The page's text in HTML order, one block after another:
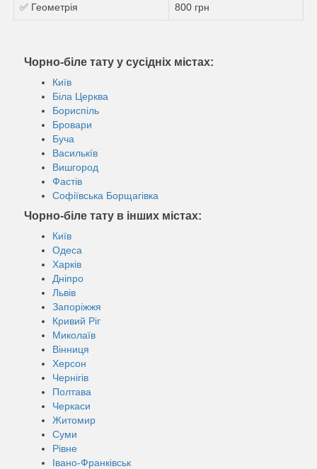
✅ Геометрія 800 грн
Чорно-біле тату у сусідніх містах:
Київ
Біла Церква
Бориспіль
Бровари
Буча
Василькíв
Вишгород
Фастів
Софіївська Борщагівка
Чорно-біле тату в інших містах:
Київ
Одеса
Харків
Дніпро
Львів
Запоріжжя
Кривий Ріг
Миколаїв
Вінниця
Херсон
Чернігів
Полтава
Черкаси
Житомир
Суми
Рівне
Івано-Франківськ